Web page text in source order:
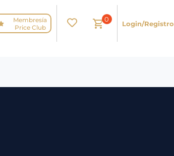
Membresía
Price Club
0
Login/Registro